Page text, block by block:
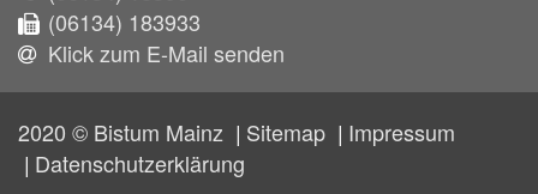
(06134) 183933
Klick zum E-Mail senden
2020 © Bistum Mainz Sitemap
Impressum
Datenschutzerklärung